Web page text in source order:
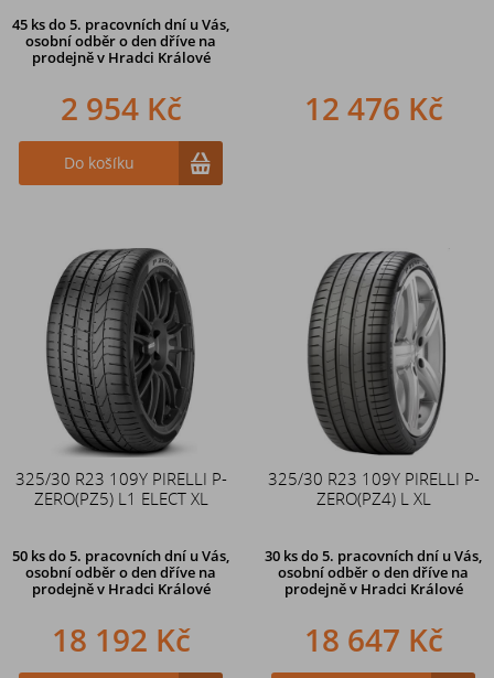
45 ksdo 5. pracovních dní u Vás,
osobní odběr o den dříve na
prodejněv Hradci Králové
2 954 Kč
Do košíku
12 476 Kč
325/30 R23 109Y PIRELLI P-
ZERO(PZ5) L1 ELECT XL
50 ksdo 5. pracovních dní u Vás,
osobní odběr o den dříve na
prodejněv Hradci Králové
18 192 Kč
325/30 R23 109Y PIRELLI P-
ZERO(PZ4) L XL
30 ksdo 5. pracovních dní u Vás,
osobní odběr o den dříve na
prodejněv Hradci Králové
18 647 Kč